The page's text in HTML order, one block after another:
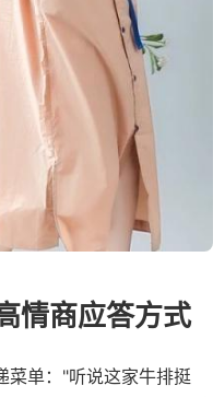
情商应答方式
菜单："听说这家牛排挺